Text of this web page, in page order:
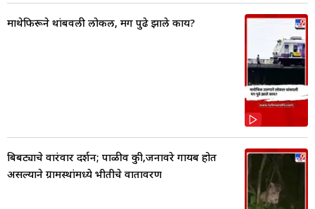
माथेफिरूने थांबवली लोकल, मग पुढे झाले काय?
बिबट्याचे वारंवार दर्शन; पाळीव कुत्री,जनावरे गायब होत
असल्याने ग्रामस्थांमध्ये भीतीचे वातावरण